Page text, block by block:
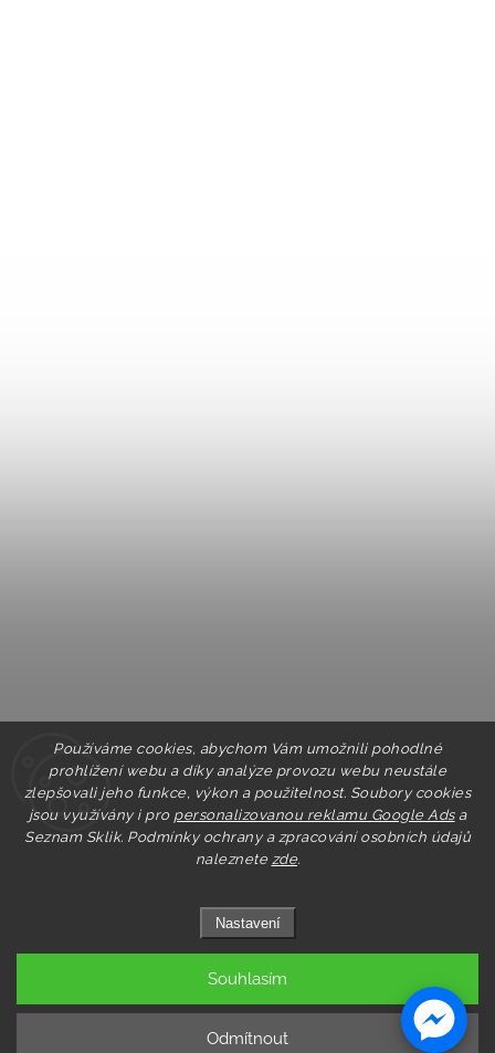
Používáme cookies, abychom Vám umožnili pohodlné
prohlížení webu a díky analýze provozu webu neustále
zlepšovali jeho funkce, výkon a použitelnost. Soubory cookies
jsou využívány i pro personalizovanou reklamu Google Adsa
Seznam Sklik. Podmínky ochrany a zpracování osobních údajů
naleznete zde.
Nastavení
Odmítnout
Souhlasím
Copyright 2026Pastry.cz. Všechna práva vyhrazena.
Upravit nastavení cookies